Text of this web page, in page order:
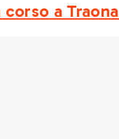
a Traona